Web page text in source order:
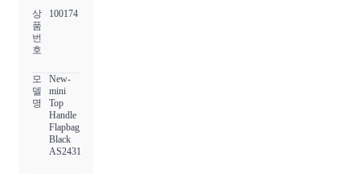
상
품
번
호
100174
모
델
명
New-
mini
Top
Handle
Flapbag
Black
AS2431